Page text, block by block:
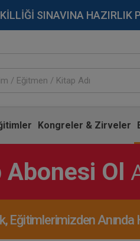
SINAVINA HAZIRLIK
Kongreler & Zirveler
Abonesi Ol
Eğitimlerimizden Anında